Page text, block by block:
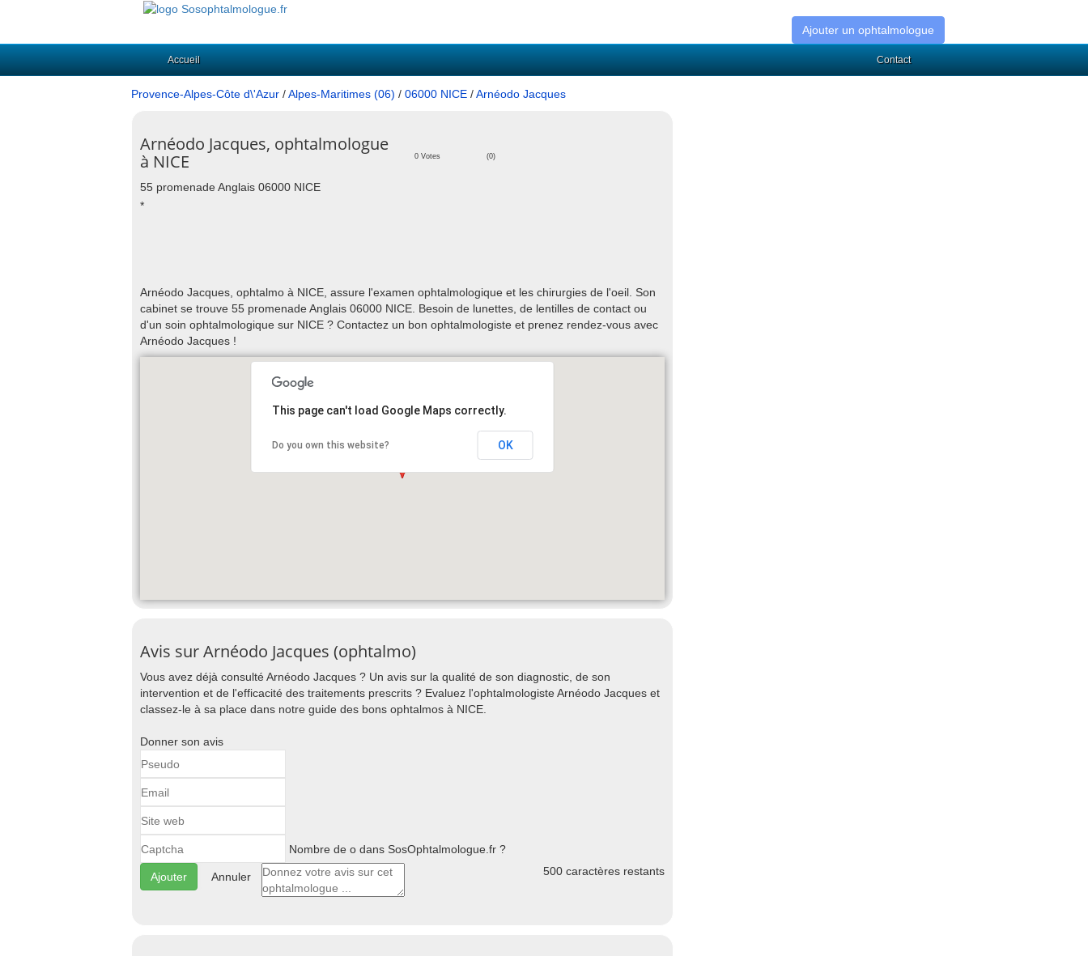
Ajouter un ophtalmologue
Accueil Contact
Provence-Alpes-Côte d\'Azur /Alpes-Maritimes (06) / 06000 NICE /Arnéodo Jacques
Arnéodo Jacques, ophtalmologue
à NICE
0 Votes (0)
55 promenade Anglais 06000 NICE
*
Arnéodo Jacques, ophtalmo à NICE, assure l'examen ophtalmologique et les chirurgies de l'oeil. Son
cabinet se trouve 55 promenade Anglais 06000 NICE. Besoin de lunettes, de lentilles de contact ou
d'un soin ophtalmologique sur NICE ? Contactez un bon ophtalmologiste et prenez rendez-vous avec
Arnéodo Jacques !
This page can't load Google Maps correctly.
Do you own this website? OK
Avis sur Arnéodo Jacques (ophtalmo)
Vous avez déjà consulté Arnéodo Jacques ? Un avis sur la qualité de son diagnostic, de son
intervention et de l'efficacité des traitements prescrits ? Evaluez l'ophtalmologiste Arnéodo Jacques et
classez-le à sa place dans notre guide des bons ophtalmos à NICE.
Donner son avis
Nombre de o dans SosOphtalmologue.fr ?
Annuler 500 caractères restants